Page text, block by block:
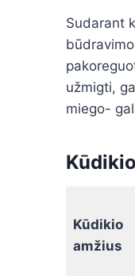
Sudarant
užmigti,
miego-
Kūdikio
amžius